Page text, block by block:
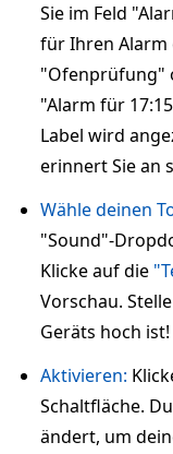
Sie im Feld
für Ihren Alarm
"Ofenprüfung"
"Alarm für
Label wird
erinnert Sie an
Wähle deinen
"Sound"-
Klicke auf die
Vorschau.
Geräts hoch ist!
Aktivieren:
Schaltfläche.
ändert, um